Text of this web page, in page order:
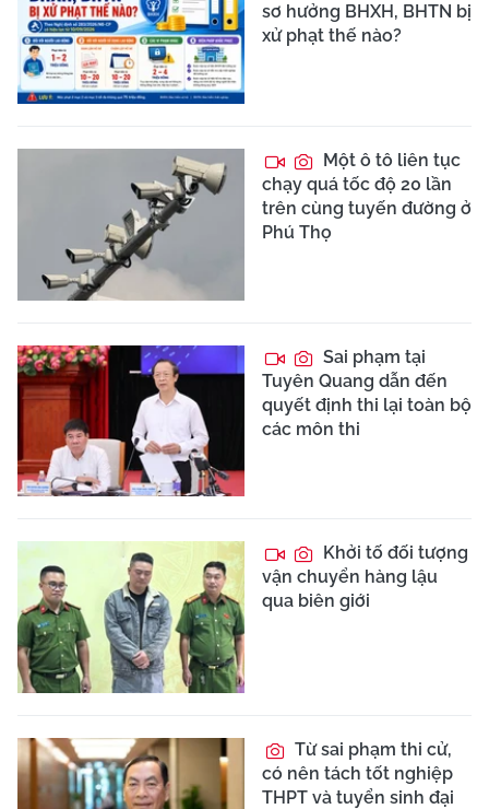
sơ hưởng BHXH, BHTN bị
xử phạt thế nào?
Một ô tô liên tục
chạy quá tốc độ 20 lần
trên cùng tuyến đường ở
Phú Thọ
Sai phạm tại
Tuyên Quang dẫn đến
quyết định thi lại toàn bộ
các môn thi
Khởi tố đối tượng
vận chuyển hàng lậu
qua biên giới
Từ sai phạm thi cử,
có nên tách tốt nghiệp
THPT và tuyển sinh đại